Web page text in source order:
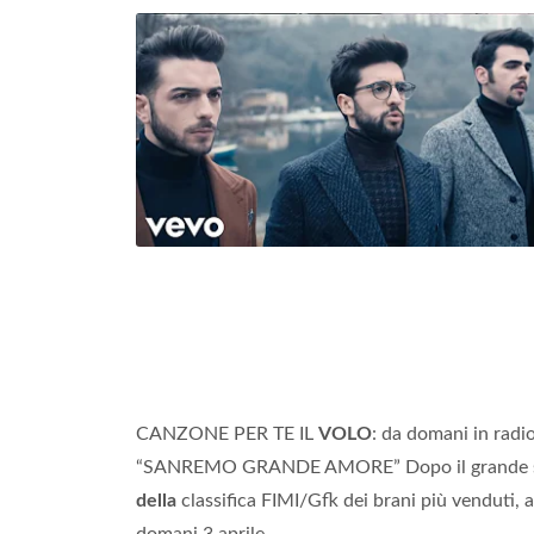
CANZONE PER TE IL VOLO: da domani in
“SANREMO GRANDE AMORE” Dopo il grande
della classifica FIMI/Gfk dei brani più venduti,